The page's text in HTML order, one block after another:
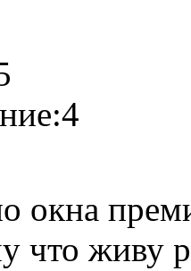
4
окна
что живу